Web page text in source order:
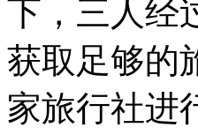
下，三人经
获取足够的
家旅行社进